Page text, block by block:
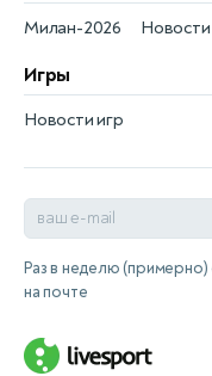
Новости
Милан-2026
Игры
Новости игр
Раз в неделю
на почте